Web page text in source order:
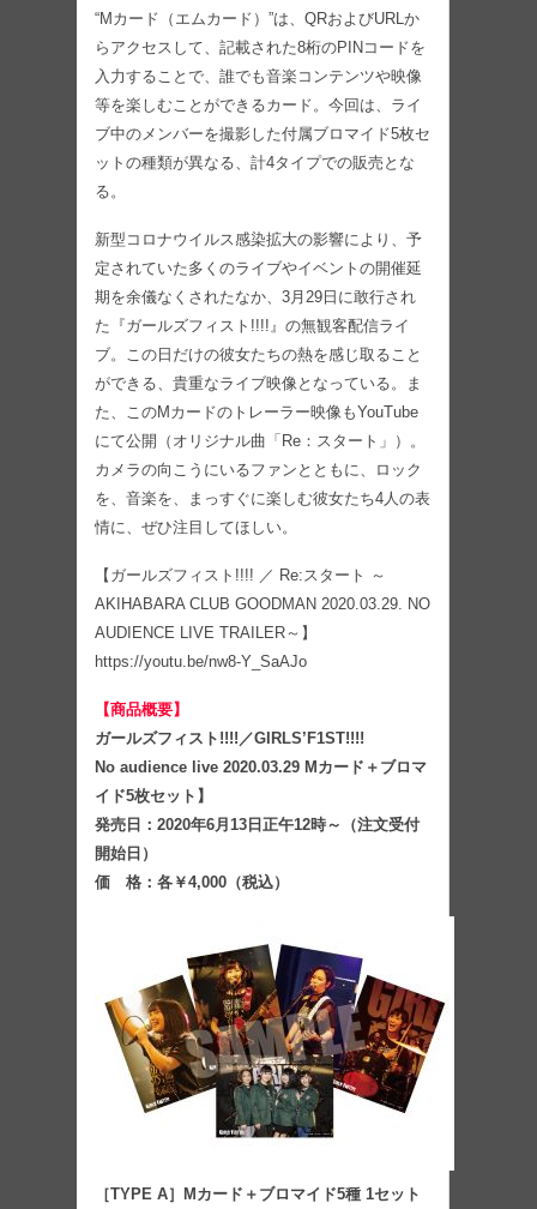
“Mカード（エムカード）”は、QRおよびURLか
らアクセスして、記載された8桁のPINコードを
入力することで、誰でも音楽コンテンツや映像
等を楽しむことができるカード。今回は、ライ
ブ中のメンバーを撮影した付属ブロマイド5枚セ
ットの種類が異なる、計4タイプでの販売とな
る。
新型コロナウイルス感染拡大の影響により、予
定されていた多くのライブやイベントの開催延
期を余儀なくされたなか、3月29日に敢行され
た『ガールズフィスト!!!!』の無観客配信ライ
ブ。この日だけの彼女たちの熱を感じ取ること
ができる、貴重なライブ映像となっている。ま
た、このMカードのトレーラー映像もYouTube
にて公開（オリジナル曲「Re：スタート」）。
カメラの向こうにいるファンとともに、ロック
を、音楽を、まっすぐに楽しむ彼女たち4人の表
情に、ぜひ注目してほしい。
【ガールズフィスト!!!! ／ Re:スタート ～
AKIHABARA CLUB GOODMAN 2020.03.29. NO
AUDIENCE LIVE TRAILER～】
https://youtu.be/nw8-Y_SaAJo
【商品概要】
ガールズフィスト!!!!／GIRLS’F1ST!!!!
No audience live 2020.03.29 Mカード＋ブロマ
イド5枚セット】
発売日：2020年6月13日正午12時～（注文受付
開始日）
価 格：各￥4,000（税込）
［TYPE A］Mカード＋ブロマイド5種 1セット